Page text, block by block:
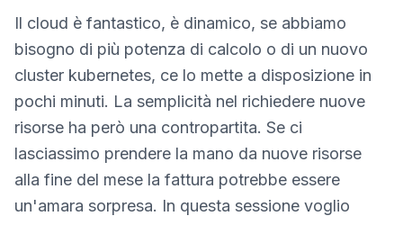
Il cloud è fantastico, è dinamico, se abbiamo
bisogno di più potenza di calcolo o di un nuovo
cluster kubernetes, ce lo mette a disposizione in
pochi minuti. La semplicità nel richiedere nuove
risorse ha però una contropartita. Se ci
lasciassimo prendere la mano da nuove risorse
alla fine del mese la fattura potrebbe essere
un'amara sorpresa. In questa sessione voglio